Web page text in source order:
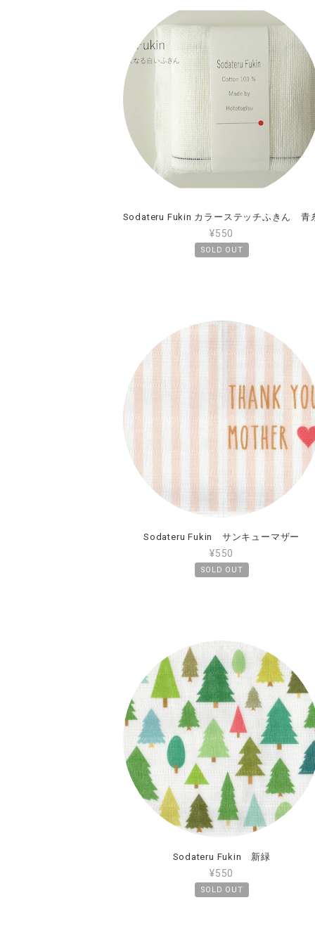
Sodateru Fukin カラーステッチふきん 青
¥550
SOLD OUT
Sodateru Fukin サンキューマザー
¥550
SOLD OUT
Sodateru Fukin 新緑
¥550
SOLD OUT